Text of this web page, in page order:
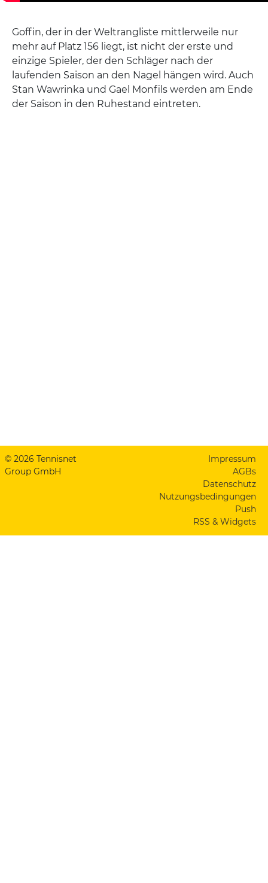
Goffin, der in der Weltrangliste mittlerweile nur
mehr auf Platz 156 liegt, ist nicht der erste und
einzige Spieler, der den Schläger nach der
laufenden Saison an den Nagel hängen wird. Auch
Stan Wawrinka und Gael Monfils werden am Ende
der Saison in den Ruhestand eintreten.
© 2026 Tennisnet
Group GmbH
Impressum
AGBs
Datenschutz
Nutzungsbedingungen
Push
RSS & Widgets